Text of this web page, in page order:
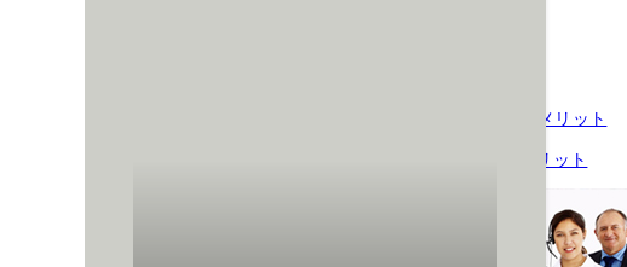
移住について・メリット